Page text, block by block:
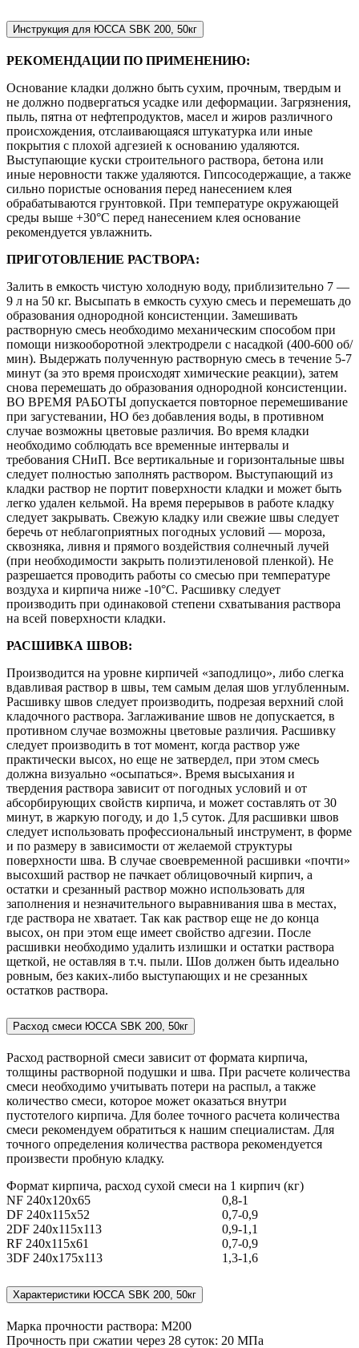
Инструкция для ЮССА SBK 200, 50кг
РЕКОМЕНДАЦИИ ПО ПРИМЕНЕНИЮ:
Основание кладки должно быть сухим, прочным, твердым и
не должно подвергаться усадке или деформации. Загрязнения,
пыль, пятна от нефтепродуктов, масел и жиров различного
происхождения, отслаивающаяся штукатурка или иные
покрытия с плохой адгезией к основанию удаляются.
Выступающие куски строительного раствора, бетона или
иные неровности также удаляются. Гипсосодержащие, а также
сильно пористые основания перед нанесением клея
обрабатываются грунтовкой. При температуре окружающей
среды выше +30°С перед нанесением клея основание
рекомендуется увлажнить.
ПРИГОТОВЛЕНИЕ РАСТВОРА:
Залить в емкость чистую холодную воду, приблизительно 7 —
9 л на 50 кг. Высыпать в емкость сухую смесь и перемешать до
образования однородной консистенции. Замешивать
растворную смесь необходимо механическим способом при
помощи низкооборотной электродрели с насадкой (400-600 об/
мин). Выдержать полученную растворную смесь в течение 5-7
минут (за это время происходят химические реакции), затем
снова перемешать до образования однородной консистенции.
ВО ВРЕМЯ РАБОТЫ допускается повторное перемешивание
при загустевании, НО без добавления воды, в противном
случае возможны цветовые различия. Во время кладки
необходимо соблюдать все временные интервалы и
требования СНиП. Все вертикальные и горизонтальные швы
следует полностью заполнять раствором. Выступающий из
кладки раствор не портит поверхности кладки и может быть
легко удален кельмой. На время перерывов в работе кладку
следует закрывать. Свежую кладку или свежие швы следует
беречь от неблагоприятных погодных условий — мороза,
сквозняка, ливня и прямого воздействия солнечный лучей
(при необходимости закрыть полиэтиленовой пленкой). Не
разрешается проводить работы со смесью при температуре
воздуха и кирпича ниже -10°С. Расшивку следует
производить при одинаковой степени схватывания раствора
на всей поверхности кладки.
РАСШИВКА ШВОВ:
Производится на уровне кирпичей «заподлицо», либо слегка
вдавливая раствор в швы, тем самым делая шов углубленным.
Расшивку швов следует производить, подрезая верхний слой
кладочного раствора. Заглаживание швов не допускается, в
противном случае возможны цветовые различия. Расшивку
следует производить в тот момент, когда раствор уже
практически высох, но еще не затвердел, при этом смесь
должна визуально «осыпаться». Время высыхания и
твердения раствора зависит от погодных условий и от
абсорбирующих свойств кирпича, и может составлять от 30
минут, в жаркую погоду, и до 1,5 суток. Для расшивки швов
следует использовать профессиональный инструмент, в форме
и по размеру в зависимости от желаемой структуры
поверхности шва. В случае своевременной расшивки «почти»
высохший раствор не пачкает облицовочный кирпич, а
остатки и срезанный раствор можно использовать для
заполнения и незначительного выравнивания шва в местах,
где раствора не хватает. Так как раствор еще не до конца
высох, он при этом еще имеет свойство адгезии. После
расшивки необходимо удалить излишки и остатки раствора
щеткой, не оставляя в т.ч. пыли. Шов должен быть идеально
ровным, без каких-либо выступающих и не срезанных
остатков раствора.
Расход смеси ЮССА SBK 200, 50кг
Расход растворной смеси зависит от формата кирпича,
толщины растворной подушки и шва. При расчете количества
смеси необходимо учитывать потери на распыл, а также
количество смеси, которое может оказаться внутри
пустотелого кирпича. Для более точного расчета количества
смеси рекомендуем обратиться к нашим специалистам. Для
точного определения количества раствора рекомендуется
произвести пробную кладку.
Формат кирпича, расход сухой смеси на 1 кирпич (кг)
NF 240x120x65
0,8-1
DF 240x115x52
0,7-0,9
2DF 240x115x113
0,9-1,1
RF 240x115x61
0,7-0,9
3DF 240x175x113
1,3-1,6
Характеристики ЮССА SBK 200, 50кг
Марка прочности раствора: М200
Прочность при сжатии через 28 суток: 20 МПа